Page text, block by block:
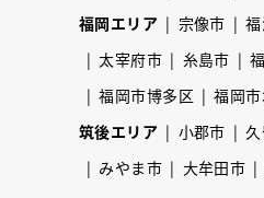
福岡エリア
宗像市
太宰府市
糸島市
福岡市博多区
福岡
筑後エリア
小郡市
みやま市
大牟田市